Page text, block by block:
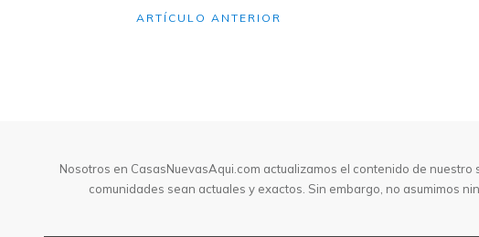
ARTÍCULO ANTERIOR
Nosotros en CasasNuevasAqui.com actualizamos el contenido de
comunidades sean actuales y exactos. Sin embargo, no asumimos